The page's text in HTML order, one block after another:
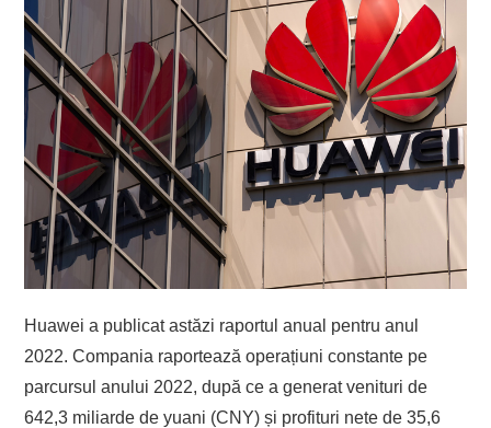
Huawei a publicat astăzi raportul anual pentru anul
2022. Compania raportează operațiuni constante pe
parcursul anului 2022, după ce a generat venituri de
642,3 miliarde de yuani (CNY) și profituri nete de 35,6